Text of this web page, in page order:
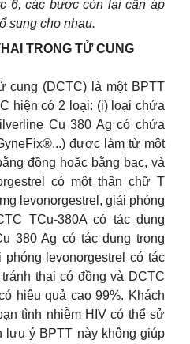
6, các bước còn lại cần áp
sung cho nhau.
TRONG TỬ CUNG
cung (DCTC) là một BPTT
hiện có 2 loại: (i) loại chứa
Cu 380 Ag có chứa
được làm từ một
đồng hoặc bằng bạc, và
có một thân chữ T
levonorgestrel, giải phóng
TCu-380A có tác dụng
380 Ag có tác dụng trong
levonorgestrel có tác
thai có đồng và DCTC
hiệu quả cao 99%. Khách
tình nhiễm HIV có thể sử
lưu ý BPTT này không giúp